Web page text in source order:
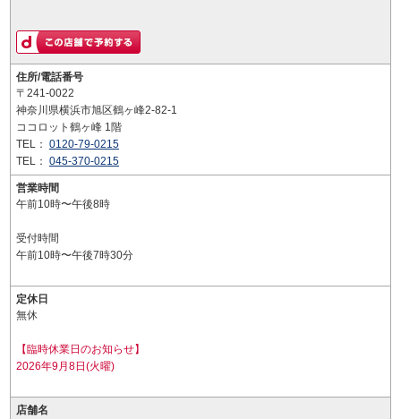
住所/電話番号
〒241-0022
神奈川県横浜市旭区鶴ヶ峰2-82-1
ココロット鶴ヶ峰 1階
TEL： 0120-79-0215
TEL： 045-370-0215
営業時間
午前10時〜午後8時
受付時間
午前10時〜午後7時30分
定休日
無休
【臨時休業日のお知らせ】
2026年9月8日(火曜)
店舗名